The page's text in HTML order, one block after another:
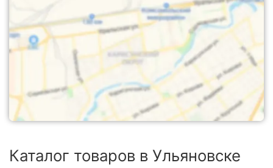
Каталог товаров в Ульяновске